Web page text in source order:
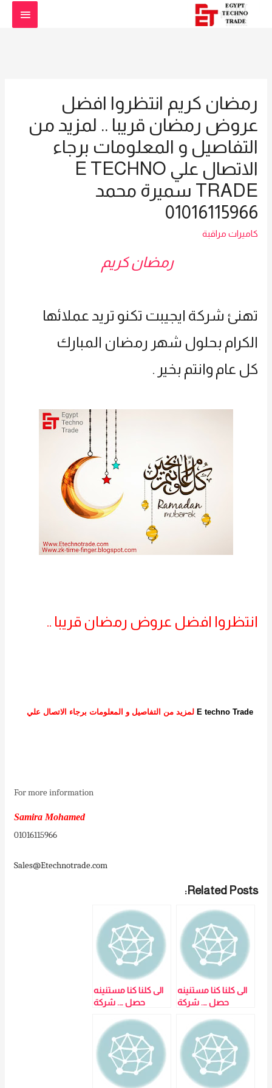
رمضان كريم انتظروا افضل
عروض رمضان قريبا .. لمزيد من
التفاصيل و المعلومات برجاء
الاتصال علي E TECHNO
TRADE سميرة محمد
01016115966
كاميرات مراقبة
رمضان كريم
تهنئ شركة ايجيبت تكنو تريد عملائها
الكرام بحلول شهر رمضان المبارك
كل عام وانتم بخير .
انتظروا افضل عروض رمضان قريبا ..
لمزيد من التفاصيل و المعلومات برجاء الاتصال علي E techno Trade
For more information
Samira Mohamed
01016115966
Sales@Etechnotrade.com
Related Posts:
الى كلنا كنا مستنينه
حصل …. شركة
عامله خصومات على
كل الاجهزة فى
770 yes original \
لمزيد من التفاصيل
الى كلنا كنا مستنينه
حصل …. شركة
عامله خصومات على
كل الاجهزة فى
600yes original
لمزيد من التفاصيل